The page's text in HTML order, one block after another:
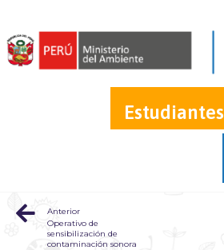
Estudiantes
Anterior
Operativo de
sensibilización de
contaminación sonora